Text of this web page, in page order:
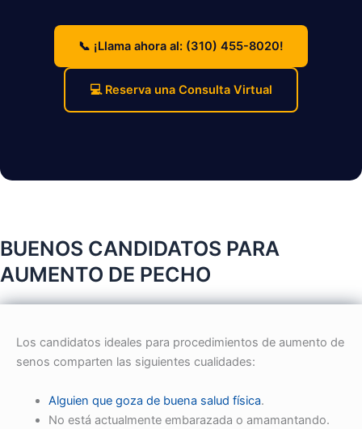
📞 ¡Llama ahora al: (310) 455-8020!
💻 Reserva una Consulta Virtual
BUENOS CANDIDATOS PARA
AUMENTO DE PECHO
Los candidatos ideales para procedimientos de aumento de
senos comparten las siguientes cualidades:
Alguien que goza de buena salud física.
No está actualmente embarazada o amamantando.